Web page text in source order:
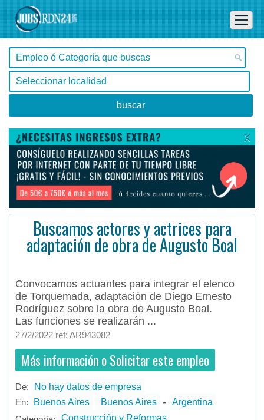
X
Buscamos actores y actrices para
adaptación de obra de Augusto Boal
Convocamos actuantes para integrar el elenco
de Torquemada, adaptación de Diego Ernesto
Rodríguez sobre la obra de Augusto Boal.
Las funciones se realizarán ...
27/2/2022 ref: AR943082
Más información o Solicitar este empleo
De: No hay datos de empresa
En: Buenos Aires Buenos Aires - Argentina
Construcción y Reformas